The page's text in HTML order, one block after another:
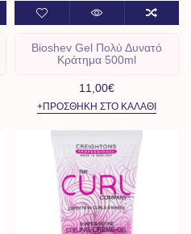
Bioshev Gel Πολύ Δυνατό
Κράτημα 500ml
11,00€
+ΠΡΟΣΘΉΚΗ ΣΤΟ ΚΑΛΆΘΙ